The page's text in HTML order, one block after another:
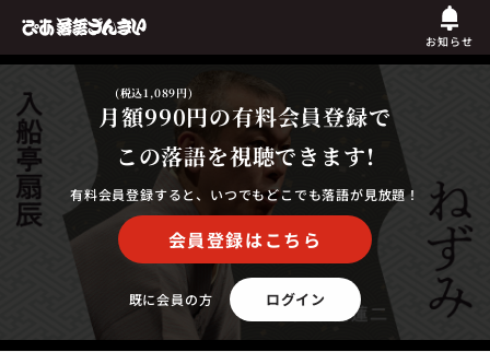
お知らせ
月額990円
(税込1,089円)
の有料会員登録で
この落語を視聴できます!
有料会員登録すると、いつでもどこでも落語が見放題！
会員登録はこちら
既に会員の方 ログイン